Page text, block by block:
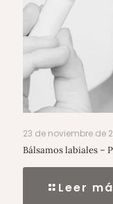
23 de noviembre de
Bálsamos labiales –
Leer